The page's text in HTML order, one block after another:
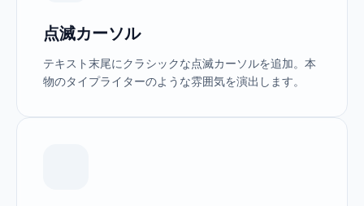
点滅カーソル
テキスト末尾にクラシックな点滅カーソルを追加。本
物のタイプライターのような雰囲気を演出します。